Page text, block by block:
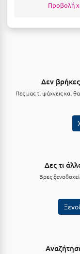
Κασσάνδρα
Προβολή
Δεν
Πες μας τι ψάχνεις και
Δες τι
Βρες